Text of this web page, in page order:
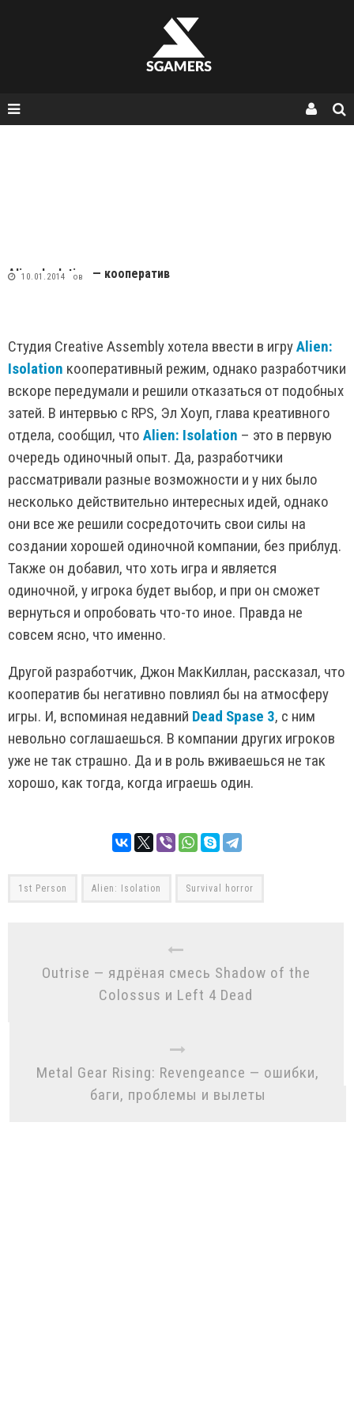
Alien: Isolation — кооператив
Стас Кирамов
10.01.2014
Студия Creative Assembly хотела ввести в игруAlien:
Isolation кооперативный режим, однако разработчики
вскоре передумали и решили отказаться от подобных
затей. В интервью с RPS, Эл Хоуп, глава креативного
отдела, сообщил, что Alien: Isolation – это в первую
очередь одиночный опыт. Да, разработчики
рассматривали разные возможности и у них было
несколько действительно интересных идей, однако
они все же решили сосредоточить свои силы на
создании хорошей одиночной компании, без приблуд.
Также он добавил, что хоть игра и является
одиночной, у игрока будет выбор, и при он сможет
вернуться и опробовать что-то иное. Правда не
совсем ясно, что именно.
Другой разработчик, Джон МакКиллан, рассказал, что
кооператив бы негативно повлиял бы на атмосферу
игры. И, вспоминая недавний Dead Spase 3, с ним
невольно соглашаешься. В компании других игроков
уже не так страшно. Да и в роль вживаешься не так
хорошо, как тогда, когда играешь один.
1st Person Alien: Isolation Survival horror
Outrise — ядрёная смесь Shadow of the
Colossus и Left 4 Dead
Metal Gear Rising: Revengeance — ошибки,
баги, проблемы и вылеты